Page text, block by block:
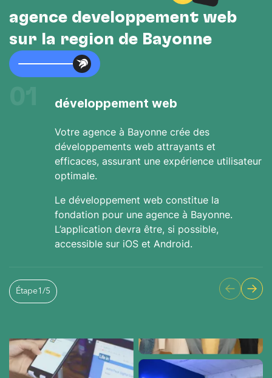
agence développement web
sur la région de Bayonne
développement web
Votre agence à Bayonne crée des
développements web attrayants et
efficaces, assurant une expérience utilisateur
optimale.
Le développement web constitue la
fondation pour une agence à Bayonne.
L’application devra être, si possible,
accessible sur iOS et Android.
Étape1 /5